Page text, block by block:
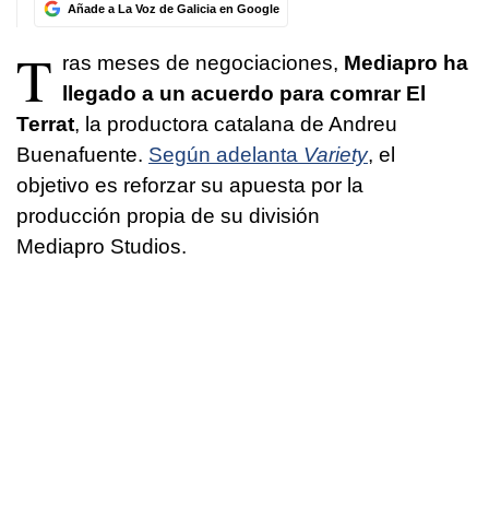
Añade a La Voz de Galicia en Google
T ras meses de negociaciones, Mediapro ha
llegado a un acuerdo para comrar El
Terrat, la productora catalana de Andreu
Buenafuente. Según adelanta Variety, el
objetivo es reforzar su apuesta por la
producción propia de su división
Mediapro Studios.